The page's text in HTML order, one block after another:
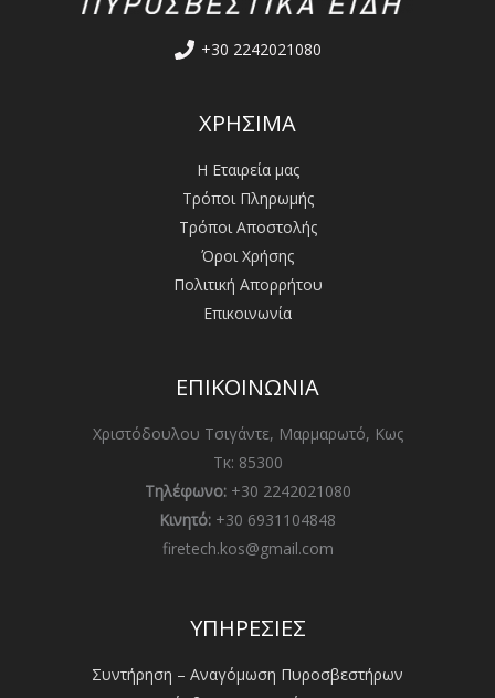
+30 2242021080
ΧΡΗΣΙΜΑ
Η Εταιρεία μας
Τρόποι Πληρωμής
Τρόποι Αποστολής
Όροι Χρήσης
Πολιτική Απορρήτου
Επικοινωνία
ΕΠΙΚΟΙΝΩΝΙΑ
Χριστόδουλου Τσιγάντε, Μαρμαρωτό, Κως
Τκ: 85300
Τηλέφωνο:+30 2242021080
Κινητό: +30 6931104848
firetech.kos@gmail.com
ΥΠΗΡΕΣΙΕΣ
Συντήρηση – Αναγόμωση Πυροσβεστήρων